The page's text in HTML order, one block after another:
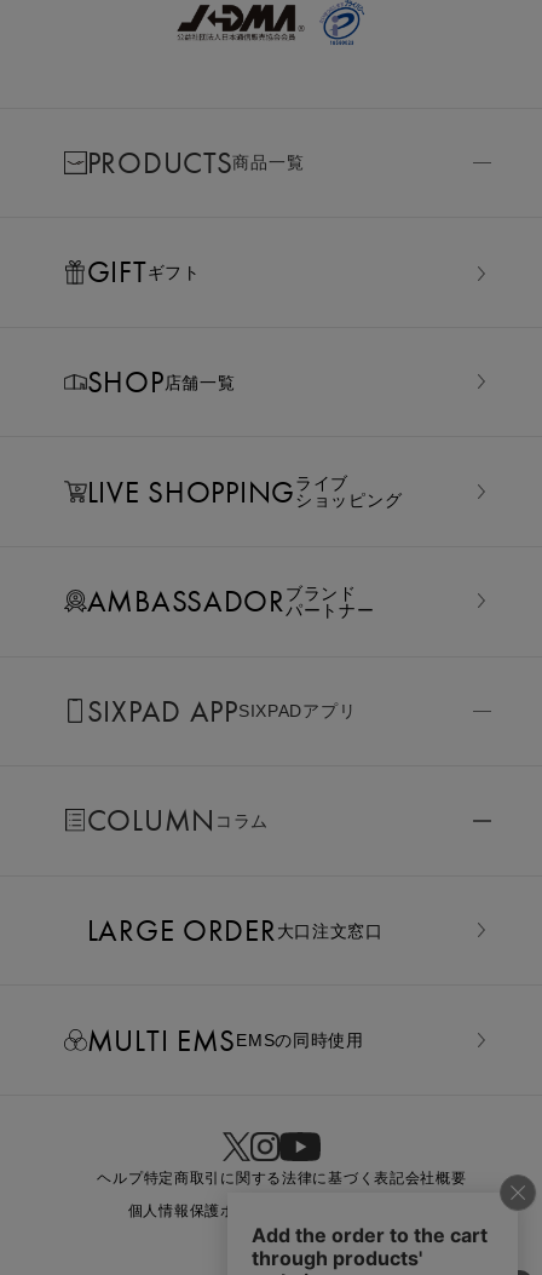
PRODUCTS商品一覧
GIFTギフト
SHOP店舗一覧
LIVE SHOPPINGライブ
ショッピング
AMBASSADORブランド
パートナー
SIXPAD APPSIXPADアプリ
COLUMN コラム
LARGE ORDER⼤⼝注⽂窓⼝
MULTI EMSEMSの同時使用
ヘルプ特定商取引に関する法律に基づく表記会社概要
個人情報保護ポリシー